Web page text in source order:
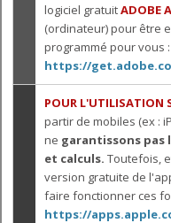
logiciel gratuitADOBE
(ordinateur) pour être
programmé pour vous :
https://
POUR L'UTILISATION
partir de mobiles (ex :
ne garantissons
et calculs. Toutefois,
version gratuite de
faire fonctionner ces
https://